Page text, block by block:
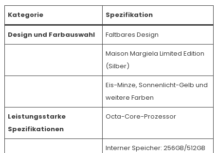
Kategorie Spezifikation
Design und Farbauswahl Faltbares Design
Maison Margiela Limited Edition
(Silber)
Eis-Minze, Sonnenlicht-Gelb und
weitere Farben
Leistungsstarke
Spezifikationen
Octa-Core-Prozessor
Interner Speicher: 256GB/512GB